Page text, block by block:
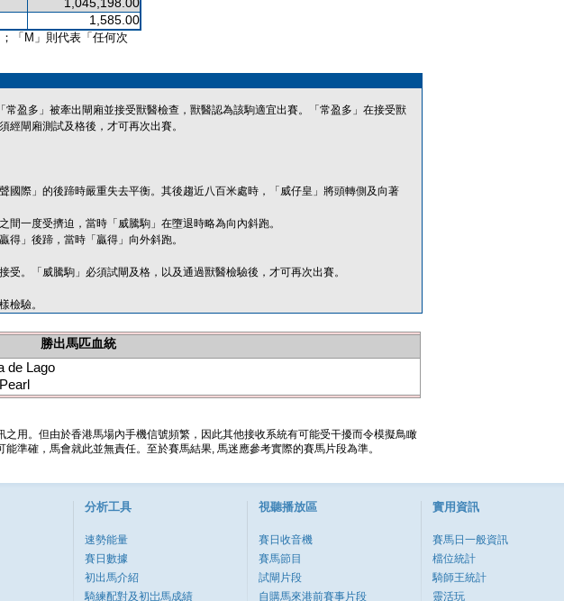
1,585.00
「M」則代表「任何次
常盈多」被牽出閘廂並接受獸醫檢查，獸醫認為該駒適宜出賽。「常盈多」在接受獸
經閘廂測試及格後，才可再次出賽。
國際」的後蹄時嚴重失去平衡。其後趨近八百米處時，「威仔皇」將頭轉側及向著
一度受擠迫，當時「威騰駒」在墮退時略為向內斜跑。
得」後蹄，當時「贏得」向外斜跑。
受。「威騰駒」必須試閘及格，以及通過獸醫檢驗後，才可再次出賽。
檢驗。
勝出馬匹血統
de Lago
用。但由於香港馬場內手機信號頻繁，因此其他接收系統有可能受干擾而令模擬鳥瞰
準確，馬會就此並無責任。至於賽馬結果, 馬迷應參考實際的賽馬片段為準。
分析工具
速勢能量
賽日數據
初出馬介紹
騎練配對及初岀馬成績
視聽播放區
賽日收音機
賽馬節目
試閘片段
自購馬來港前賽事片段
實用資訊
賽馬日一般資訊
檔位統計
騎師王統計
靈活玩